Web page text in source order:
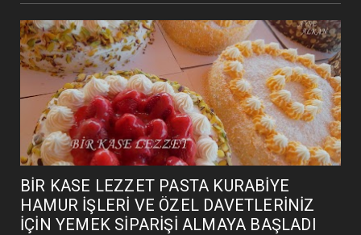
BİR KASE LEZZET PASTA KURABİYE
HAMUR İŞLERİ VE ÖZEL DAVETLERİNİZ
İÇİN YEMEK SİPARİŞİ ALMAYA BAŞLADI